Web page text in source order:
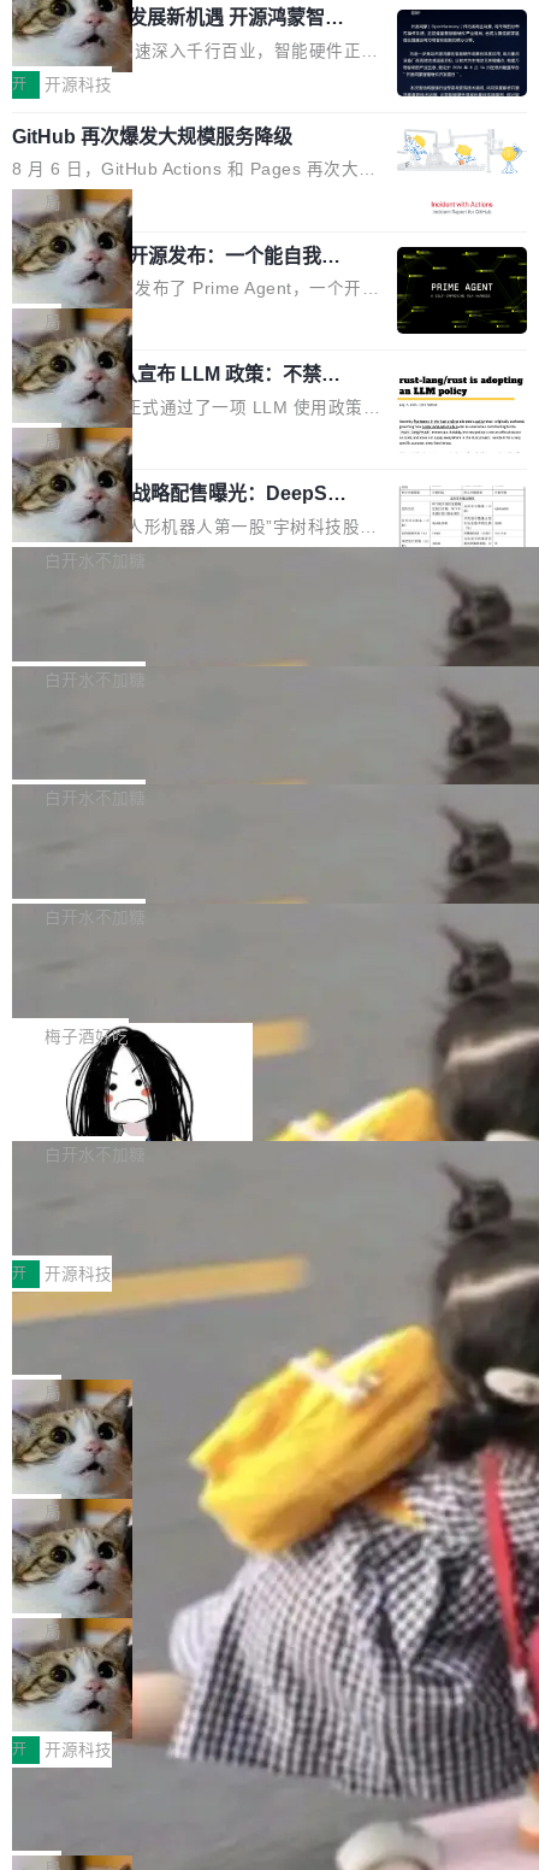
或造假。问题是，作为读者，如果你筛选出那些
看起来最令人兴奋的论文，那它们大部分都是过
度宣传的。」 这才是真正的痛点。不是所有论文
都有问题，是最吸引眼球的那批论文最有问题。
他引用的帖子来自 Mathew Shen，一位 ICLR 2
026 的读者：「看了篇 ...
的早期工程师之一，在 Grok 训练基础设施团队
工作过。近日他在 X 上发了一条帖子，列出了他
认为现代 AI 领域最重要的三个开源项目。 第一
个名字毫无悬念：Flash Attention 2。 Hieu 的
理由很具体。FA 系列不需要解释，但 FA2 是他
认为最重要的一个——复杂度恰到好处，刚好能
驱动你去学 CuTe，但还没被那些"邪恶的" Hopp
er++ 优化所淹没，足够容易修改和适配。 更关
键的是 FA2 的持久性...
共商智能硬件发展新机遇 开源鸿蒙智能
硬件开发者日杭州站即将举行
随着万物智联加速深入千行百业，智能硬件正从
单点设备迈向智能化、网联化、协同化发展。作
鸿蒙通过统一技术底座和分布式能力，为不同类
型智能设备的开发、连接与互联提供关键支撑，
也为产业链企业探索产品创新与商业增长打开新
的空间。 8月14日，开源鸿蒙智能硬件开发者日
（OHDD：OpenHarmony Hardware Develope
r Day）将在杭州启航。活动面向智能硬件产业
链企业和开发者，邀请行业专家与资深技术顾
问，围绕开源鸿蒙技术能力、设备适配、芯片适
配、功耗与稳定性调优、兼容性测评及统一互联
等内容展开系统讲解和实战交流，帮助企业进一
步了解开源鸿蒙在智能...
开 开源科技
GitHub 再次爆发大规模服务降级
8 月 6 日，GitHub Actions 和 Pages 再次大规
模服务降级，Actions 完全不可用超过 5 小时，
webhook 停发，连自托管 runner 也因调度层故
障无法工作。Pages、Copilot code review、C
opilot coding agent 全部受影响。从检测到完全
恢复，大约 12 小时。 这是 2026 年 8 月的第六
起事故，其中四起与 AI/Copilot 服务相关。 Git
Hub 员工 kdaigle 在 HN 讨论中贴出了一组数
据：2025 年全年 10 亿次 commit。现在，每周
2.75 亿次，全年预计 140 亿次。GitHub...
局
Prime Agent 开源发布：一个能自我改
进的编程 Agent，ARC-AGI 3 超越人类
专家基线
Prime Intellect 发布了 Prime Agent，一个开源
的编程 Agent Harness，核心设计围绕两个抽
象：Recursive Language Model（RLM）和 C
ontinual Harness。在 ARC-AGI 3 基准测试
上，Prime Agent + Opus 5 的组合达到了 95.
5% RHAE Best@1，超过了 ARC 报告的人类专
家基线 95.4%。 不是又一个 coding agent 包装
器 Prime Agent 的架构和市面上大多数 coding
agent 有本质区别。大多数 agent harness 的设
计是基于早期模型的能力—...
局
Rust 项目团队宣布 LLM 政策：不禁
止，但你要承认哪些代码不是你写的
Rust 语言项目正式通过了一项 LLM 使用政策，
覆盖 rust-lang/rust 单一仓库的代码贡献。这不
是项目级别的官方立场，目前由五个团队采纳，
但它可能是主流开源项目中关于 AI 辅助贡献最
细致的一份规则。 政策的核心只有一句话：LLM
可以用来分析、提炼、审阅、建议，但不能用来
不得生成涉及安全性的关键变更，除非作者本身
局
宇树科技 IPO 战略配售曝光：DeepSe
ek 获配 93.3 万股，锁定 36 个月
8月6日晚间，“人形机器人第一股”宇树科技股份
有限公司披露IPO发行价格及战略配售结果，杭
36个月。 公告显示，本次宇树科技战略配售对
员工参与设立的专项资产管理计划。其中，Dee
获配9...
白开水不加糖
Bug fixes and enhancements 修复多次传递同
一个回归问题，该问题导致拉取镜像时会拒绝包
题，该问题可能导致在旧版 Linux 内核...
白开水不加糖
e 孵化器项目管理委员会（IPMC）投票中获得
P）！这一里程碑不仅标志着 Fluss 迈入新的发
白开水不加糖
长期停止内容更新，未能实现其作为“AI版维基百
提交的编辑请求也长期处于待处理状态。 Groki
pedia 于去年底上线，定位为由人工智能生成内
容的百科平台，被马斯克视为传统众包百科网站
维基百科的替代方案。Lawfare 调查发现，无论
热门页面还是低关注度页面，均未出现近期更
白开水不加糖
是这样的：配 MessageSource 的 Bean、写 R
eloadableResourceBundleMessageSource、
声明 LocaleResolver、注册 LocaleChangeInt
erceptor…五六步之后才能看到第一行翻译文
本。 Solon 换了个方式。整个 i18n 模块围绕三
梅子酒好吃
Apache Doris 4.1 全面增强 Iceberg：
支持 UPDATE、MERGE INTO 与 Iceb
erg V3
Apache Doris 4.1 要补齐的，正是缺失的那一
半。在已有查询能力的基础上，Doris 进一步支
常维护操作，并完整支持 Iceberg V3 格式。
白开水不加糖
村国家自主创新示范区会议中心开幕。本届大会
由中关村智联软件服务业质量创新联盟主办，以
“智构可信·质创未来——AI原生时代的质量新范
式”为主题，直面AI从实验室走向规模化产业落地
的核心质量命题。会上，《2026智能研发生产力
工具选型手册》发布，Testin云测的Testin XAge
nt智能测试系统入选AI测试领域代表产品。对CI
O而言，这提示了一个转变：AI测试正在从效率
工具升级为企业的质量基础设施。 CIO面对的新
现实 过去两年，CIO们的焦虑清单上多了两项：
一是如何让大模型和智能体应用安全地从PoC走
向生产，二是如何让测试团队跟得上AI应用...
开 开源科技
让非法状态不可表示：一篇关于 ADT
有一种东西，一旦用过就回不去了。Alex Fedos
eev 管它叫"软件设计的基石"。 他说的东西不新
鲜——代数数据类型（ADT），尤其是和类型
（sum type）。但他说清楚了一件事：这不是类
型系统的学术体操，是日常编码的思维方式。 文
章从一个简单的例子切入。一个网站的深色主题
设置，如果用布尔值 + 可空字段来表示——bool
ean 表示是否可切换，nullable 的默认模式、浅
色方案、深色方案——会产生大量无意义的组
合。方案缺了、配置冲突了、全 null 了。要知道
哪些组合有效，作者说，你得靠"文档、校验、或
者部落知识"。 换个写法。Rust 的 enum，两个
变体：Switchable...
局
Cloudflare 开源内部企业 AI 平台 Clou
dflare OS
Cloudflare 发布了一个开源项目 Cloudflare O
S。如果你只看官方博客，你会觉得这是又一
个"AI 知识库 + 聊天机器人"——每个大厂都在
做，没什么新鲜的。 但 Kenton Varda 在 Twitte
r 上把事情说清楚了： 今天我们发布了 Cloudfla
re OS，一个带连接器的聊天机器人，跟其他所
有科技公司做的一样。只不过，实际上它不一
样。这是 Sandstorm.io 的重制版，我十年前的
那个创业公司。不同的是，这次它构建在 Cloudf
lare Workers 上——我花了九年时间搭建的平台
——并且深度集成了 AI。这基本上是我十年秘密
局
Deno 团队开源 Celld，可自托管的分
布式 Durable Objects
Ryan Dahl 领导的 Deno 团队推出了最新开源项
目 Celld，一个能在自己机器上运行 Cloudflare
Workers 和 Durable Objects 的守护进程。 设
计思路很直接：每个对象是一个独立的 SQLite
数据库，按名称寻址，复制到你自己的 S3 兼容
存储库里。节点之间只通过这个存储库协调——
没有控制平面，没有共识协议。每个对象自带一
个小型数据库，应用天然按分片构建，单个数据
库的竞争和爆炸半径问题在设计层面就被消除
了。 闲置的 cell 会休眠到几乎不占资源。当 cel
局
鲁大师7月新机性能/流畅/AI榜：vivo夺
性能、流畅双第一，三星Galaxy Z系列
新折叠缺席
2026年7月的手机市场，由于存储等硬件成本暴
增，手机厂商的日子也不好过啊，新机速度明显
放缓，因此硝烟味淡了许多。新机参数规格除开
Fold8 / Z Flip8）外，其余要么是中低端机器，
例如iQOO Z11i、REDMI Note 17、REDMI No
开 开源科技
Zed 编辑器团队发布了新项目——DeltaDB，一
个在 git commit 之间记录每一次编辑操作的版